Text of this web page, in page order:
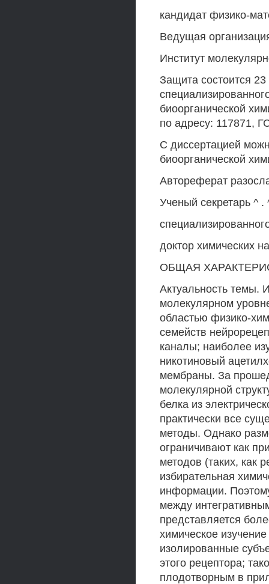
кандидат физико-
Ведущая
Институт
Защита состоится
биоорганической
по адресу: 117871,
С диссертацией
биоорганической
Автореферат
Ученый секретарь ^ .
доктор химических
ОБЩАЯ
Актуальность темы.
молекулярном
областью физико-
семейств
каналы; наиболее
никотиновый
мембраны. За
молекулярной
белка из
практически все
методы. Однако
ограничивают как
методов (таких, как
избирательная
информации.
между
представляется
химическое
изолированные
этого рецептора;
плодотворным в